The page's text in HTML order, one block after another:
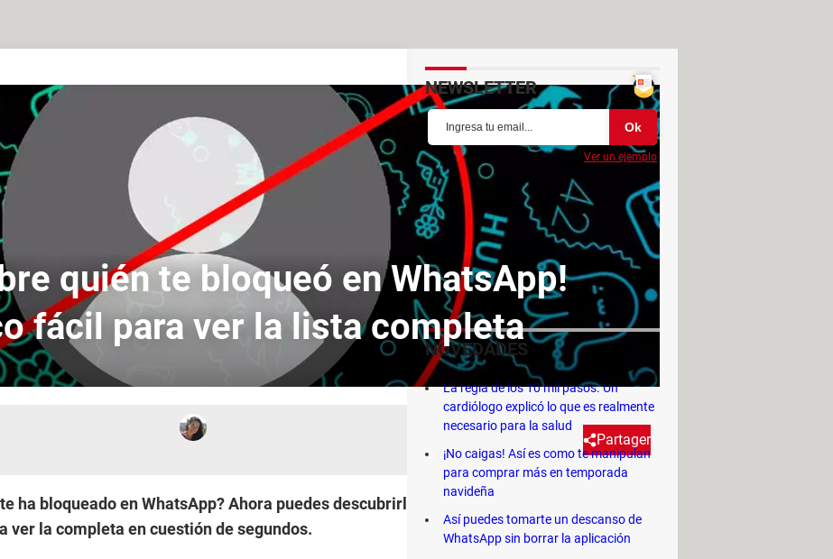
quién te bloqueó en WhatsApp!
fácil para ver la lista completa
Partager
ha bloqueado en WhatsApp? Ahora puedes descubrirlo fácilmente con este sencillo
ver la completa en cuestión de segundos.
NEWSLETTER
Ver un ejemplo
NOVEDADES
La regla de los 10 mil pasos. Un
cardiólogo explicó lo que es realmente
necesario para la salud
¡No caigas! Así es como te manipulan
para comprar más en temporada
navideña
Así puedes tomarte un descanso de
WhatsApp sin borrar la aplicación